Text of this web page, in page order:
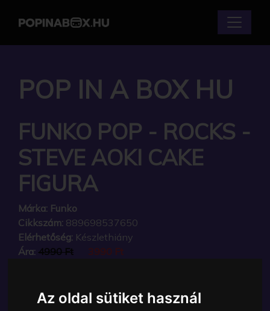
Az oldal sütiket használ
POP IN A BOX HU
FUNKO POP - ROCKS -
STEVE AOKI CAKE
FIGURA
Márka: Funko
Cikkszám: 889698537650
Elérhetőség: Készlethiány
Ára: 4990 Ft
3990 Ft
Funko POP - Rocks - Steve Aoki Cake figura, amely
ablakos csomagolásban azaz - POP In a Box - várja